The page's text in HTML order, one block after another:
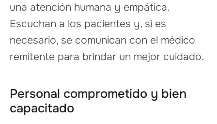
una atención humana y empática.
Escuchan a los pacientes y, si es
necesario, se comunican con el médico
remitente para brindar un mejor cuidado.
Personal comprometido y bien
capacitado